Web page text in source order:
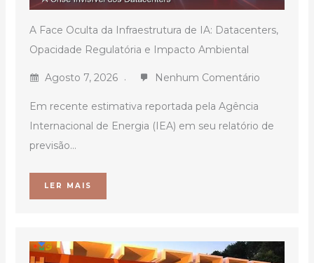
A Face Oculta da Infraestrutura de IA: Datacenters,
Opacidade Regulatória e Impacto Ambiental
Agosto 7, 2026 Nenhum Comentário
Em recente estimativa reportada pela Agência
Internacional de Energia (IEA) em seu relatório de
previsão...
LER MAIS